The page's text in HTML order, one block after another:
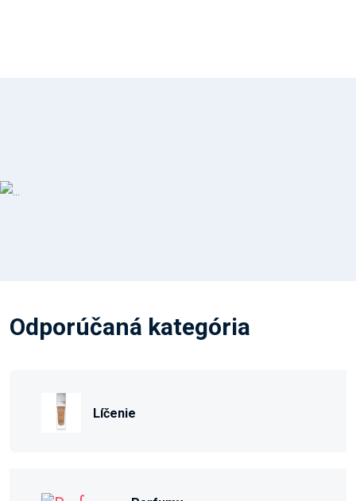
Odporúčaná kategória
Líčenie